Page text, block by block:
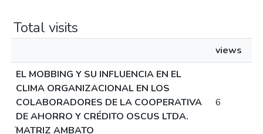
Total visits
views
EL MOBBING Y SU INFLUENCIA EN EL
CLIMA ORGANIZACIONAL EN LOS
COLABORADORES DE LA COOPERATIVA
DE AHORRO Y CRÉDITO OSCUS LTDA.
̈MATRIZ AMBATO
6